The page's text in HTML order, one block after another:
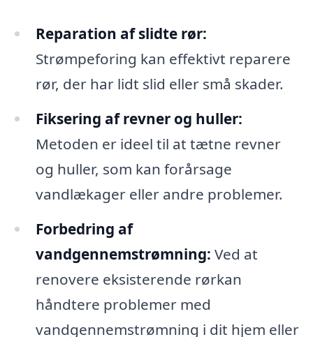
Reparation af slidte rør:
Strømpeforing kan effektivt reparere
rør, der har lidt slid eller små skader.
Fiksering af revner og huller:
Metoden er ideel til at tætne revner
og huller, som kan forårsage
vandlækager eller andre problemer.
Forbedring af
vandgennemstrømning: Ved at
renovere eksisterende rørkan
håndtere problemer med
vandgennemstrømning i dit hjem eller